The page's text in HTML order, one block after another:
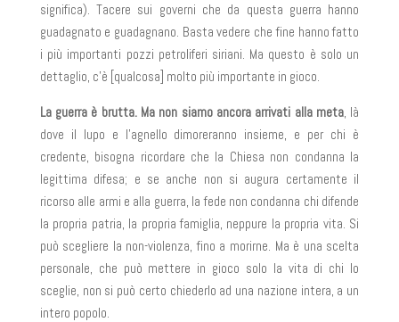
significa). Tacere sui governi che da questa guerra hanno
guadagnato e guadagnano. Basta vedere che fine hanno fatto
i più importanti pozzi petroliferi siriani. Ma questo è solo un
dettaglio, c’è [qualcosa] molto più importante in gioco.
La guerra è brutta. Ma non siamo ancora arrivati alla meta, là
dove il lupo e l’agnello dimoreranno insieme, e per chi è
credente, bisogna ricordare che la Chiesa non condanna la
legittima difesa; e se anche non si augura certamente il
ricorso alle armi e alla guerra, la fede non condanna chi difende
la propria patria, la propria famiglia, neppure la propria vita. Si
può scegliere la non-violenza, fino a morirne. Ma è una scelta
personale, che può mettere in gioco solo la vita di chi lo
sceglie, non si può certo chiederlo ad una nazione intera, a un
intero popolo.